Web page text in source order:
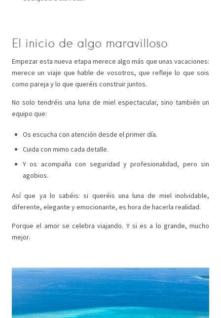
El inicio de algo maravilloso
Empezar esta nueva etapa merece algo más que unas vacaciones:
merece un viaje que hable de vosotros, que refleje lo que sois
como pareja y lo que queréis construir juntos.
No solo tendréis una luna de miel espectacular, sino también un
equipo que:
Os escucha con atención desde el primer día.
Cuida con mimo cada detalle.
Y os acompaña con seguridad y profesionalidad, pero sin
agobios.
Así que ya lo sabéis: si queréis una luna de miel inolvidable,
diferente, elegante y emocionante, es hora de hacerla realidad.
Porque el amor se celebra viajando. Y si es a lo grande, mucho
mejor.